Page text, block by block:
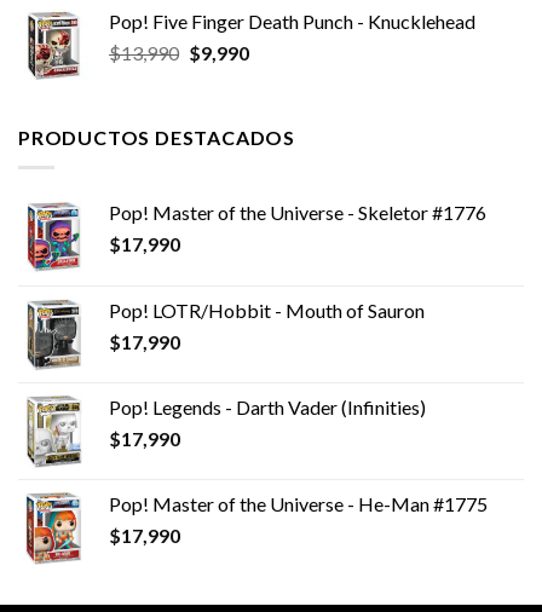
Pop! Five Finger Death Punch - Knucklehead
$13,990 El
era:
$13,990.
$9,990El
es:
$9,990.
PRODUCTOS DESTACADOS
Pop! Master of the Universe - Skeletor #1776
$17,990
Pop! LOTR/Hobbit - Mouth of Sauron
$17,990
Pop! Legends - Darth Vader (Infinities)
$17,990
Pop! Master of the Universe - He-Man #1775
$17,990